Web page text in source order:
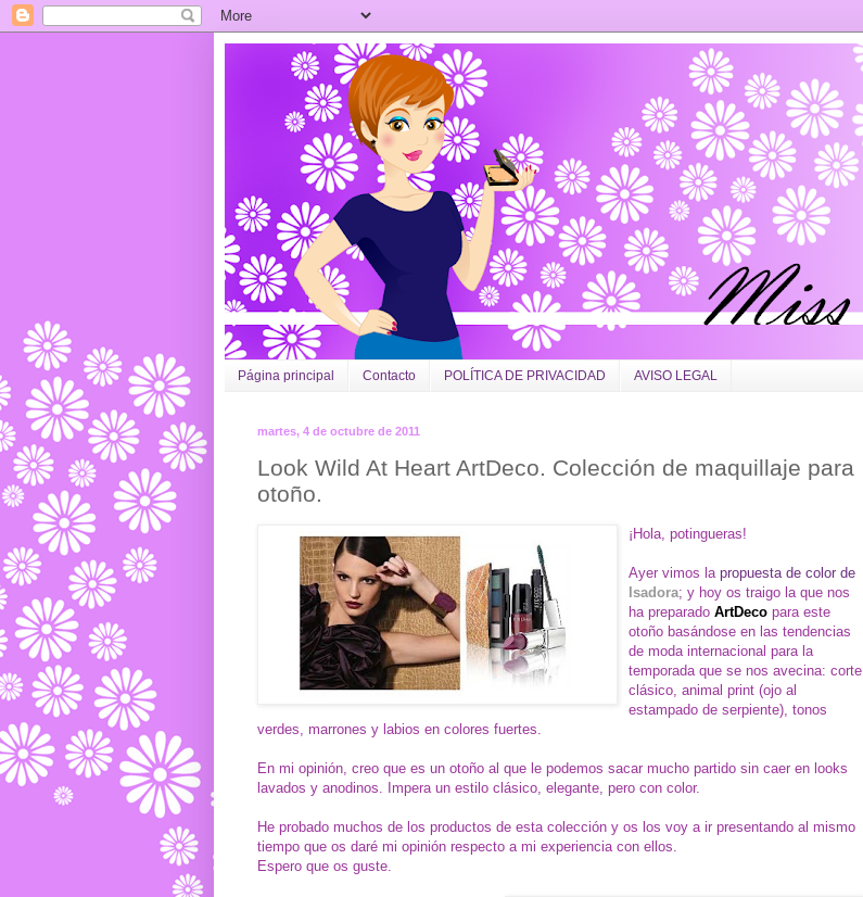
Página principal Contacto POLÍTICA DE PRIVACIDAD AVISO LEGAL
martes, 4 de octubre de 2011
Look Wild At Heart ArtDeco. Colección de maquillaje para
otoño.
¡Hola, potingueras!
Ayer vimos la propuesta de color de
Isadora; y hoy os traigo la que nos
ha preparado ArtDeco para este
otoño basándose en las tendencias
de moda internacional para la
temporada que se nos avecina: corte
clásico, animal print (ojo al
estampado de serpiente), tonos
verdes, marrones y labios en colores fuertes.
En mi opinión, creo que es un otoño al que le podemos sacar mucho partido sin caer en looks
lavados y anodinos. Impera un estilo clásico, elegante, pero con color.
He probado muchos de los productos de esta colección y os los voy a ir presentando al mismo
tiempo que os daré mi opinión respecto a mi experiencia con ellos.
Espero que os guste.